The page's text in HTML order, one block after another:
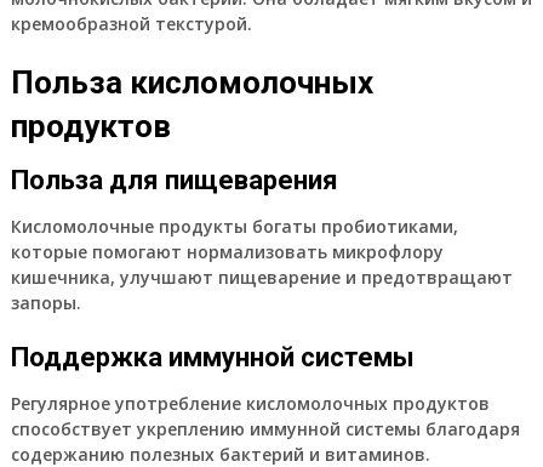
кремообразной текстурой.
Польза кисломолочных
продуктов
Польза для пищеварения
Кисломолочные продукты богаты пробиотиками,
которые помогают нормализовать микрофлору
кишечника, улучшают пищеварение и предотвращают
запоры.
Поддержка иммунной системы
Регулярное употребление кисломолочных продуктов
способствует укреплению иммунной системы благодаря
содержанию полезных бактерий и витаминов.